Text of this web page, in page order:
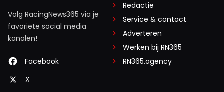
Volg RacingNews365 via je
favoriete social media
kanalen!
Facebook
X
Redactie
Service & contact
Adverteren
Werken bij RN365
RN365.agency